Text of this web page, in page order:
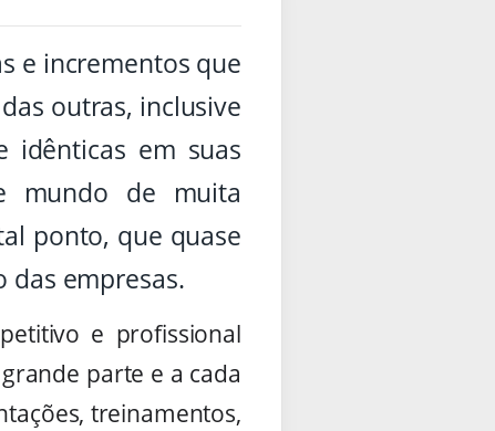
e incrementos que
outras, inclusive
idênticas em suas
mundo de muita
ponto, que quase
empresas.
e profissional
parte e a cada
treinamentos,